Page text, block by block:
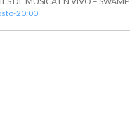
20:00